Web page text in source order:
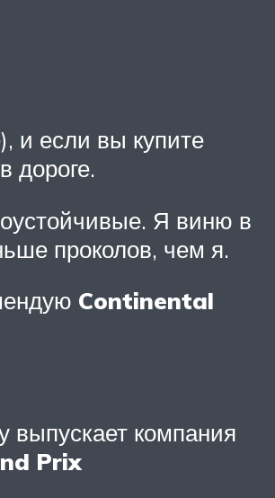
и если вы купите
дороге.
Я виню в
проколов, чем я.
Continental
компания
Prix